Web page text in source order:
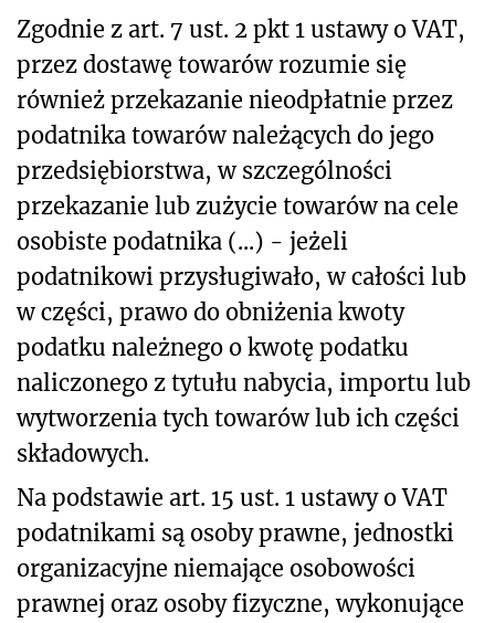
Zgodnie z art. 7 ust. 2 pkt 1 ustawy o VAT,
przez dostawę towarów rozumie się
również przekazanie nieodpłatnie przez
podatnika towarów należących do jego
przedsiębiorstwa, w szczególności
przekazanie lub zużycie towarów na cele
osobiste podatnika (...) - jeżeli
podatnikowi przysługiwało, w całości lub
w części, prawo do obniżenia kwoty
podatku należnego o kwotę podatku
naliczonego z tytułu nabycia, importu lub
wytworzenia tych towarów lub ich części
składowych.
Na podstawie art. 15 ust. 1 ustawy o VAT
podatnikami są osoby prawne, jednostki
organizacyjne niemające osobowości
prawnej oraz osoby fizyczne, wykonujące